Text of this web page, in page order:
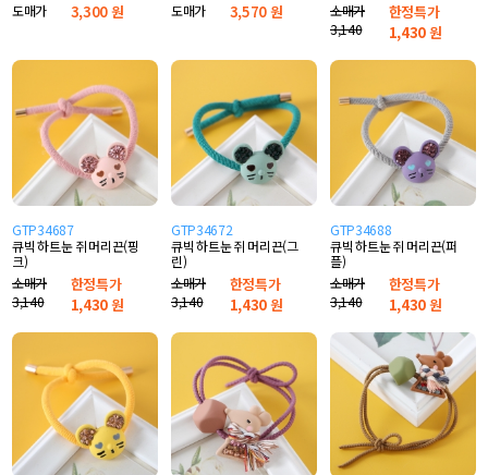
도매가
3,300 원
도매가
3,570 원
소매가
3,140
한정특가
1,430원
GTP34687
큐빅 하트눈 쥐 머리끈(핑
크)
소매가
3,140
한정특가
1,430원
GTP34672
큐빅 하트눈 쥐 머리끈(그
린)
소매가
3,140
한정특가
1,430원
GTP34688
큐빅 하트눈 쥐 머리끈(퍼
플)
소매가
3,140
한정특가
1,430원